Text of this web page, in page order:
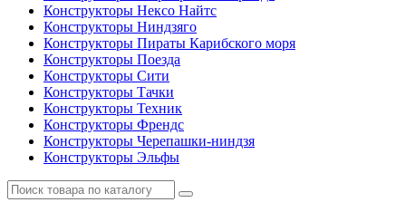
Конструкторы Нексо Найтс
Конструкторы Ниндзяго
Конструкторы Пираты Карибского моря
Конструкторы Поезда
Конструкторы Сити
Конструкторы Тачки
Конструкторы Техник
Конструкторы Френдс
Конструкторы Черепашки-ниндзя
Конструкторы Эльфы